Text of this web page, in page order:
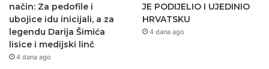
način: Za pedofile i
ubojice idu inicijali, a za
legendu Darija Šimića
lisice i medijski linč
4 dana ago
JE PODIJELIO I UJEDINIO
HRVATSKU
4 dana ago